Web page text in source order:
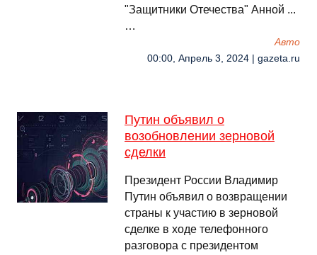
"Защитники Отечества" Анной ...
…
Авто
00:00, Апрель 3, 2024 | gazeta.ru
Путин объявил о
возобновлении зерновой
сделки
Президент России Владимир
Путин объявил о возвращении
страны к участию в зерновой
сделке в ходе телефонного
разговора с президентом